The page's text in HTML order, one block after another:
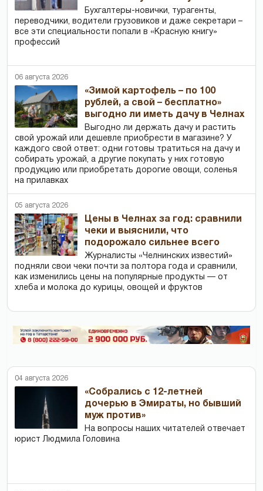
Бухгалтеры-новички, тур­агенты,
переводчики, водители грузовиков и даже секретари –
все эти специальности попали в «Красную книгу»
профессий
06 августа 2026
«Зимой картофель – по 100
рублей, а свой – бесплатно»
выгодно ли иметь дачу в Челнах
Выгодно ли держать дачу и растить
свой урожай или дешевле приобрести в магазине? У
каждого свой ответ: одни готовы тратиться на дачу и
собирать урожай, а другие покупать у них готовую
продукцию или приобретать дорогие овощи, соленья
на прилавках
05 августа 2026
Цены в Челнах за год: сравнили
чеки и выяснили, что
подорожало сильнее всего
Журналисты «Челнинских известий»
подняли свои чеки почти за полтора года и сравнили,
как изменились цены на популярные продукты — от
хлеба и молока до курицы, овощей и фруктов
04 августа 2026
«Собрались с 12-летней
дочерью в Эмираты, но бывший
муж против»
На вопросы наших читателей отвечает
юрист Людмила Головина